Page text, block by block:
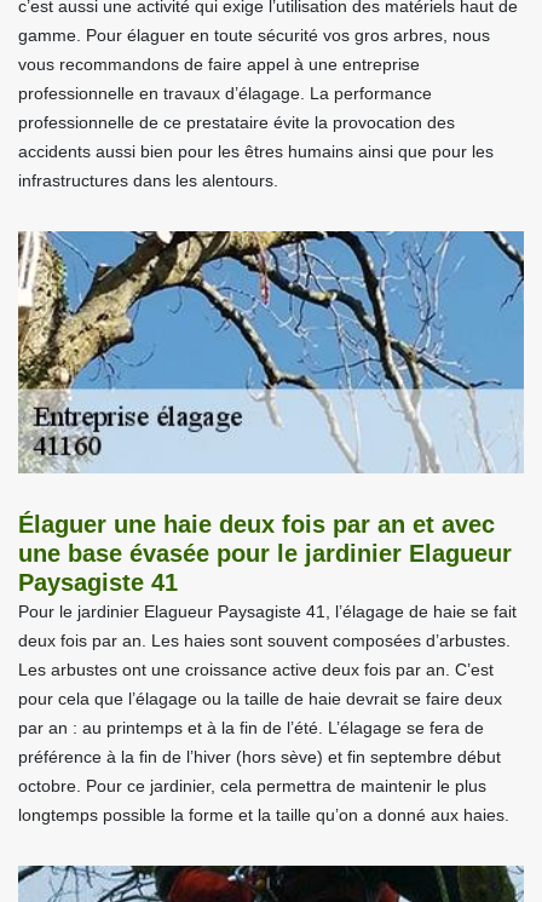
c’est aussi une activité qui exige l’utilisation des matériels haut de
gamme. Pour élaguer en toute sécurité vos gros arbres, nous
vous recommandons de faire appel à une entreprise
professionnelle en travaux d’élagage. La performance
professionnelle de ce prestataire évite la provocation des
accidents aussi bien pour les êtres humains ainsi que pour les
infrastructures dans les alentours.
Élaguer une haie deux fois par an et avec
une base évasée pour le jardinier Elagueur
Paysagiste 41
Pour le jardinier Elagueur Paysagiste 41, l’élagage de haie se fait
deux fois par an. Les haies sont souvent composées d’arbustes.
Les arbustes ont une croissance active deux fois par an. C’est
pour cela que l’élagage ou la taille de haie devrait se faire deux
par an : au printemps et à la fin de l’été. L’élagage se fera de
préférence à la fin de l’hiver (hors sève) et fin septembre début
octobre. Pour ce jardinier, cela permettra de maintenir le plus
longtemps possible la forme et la taille qu’on a donné aux haies.